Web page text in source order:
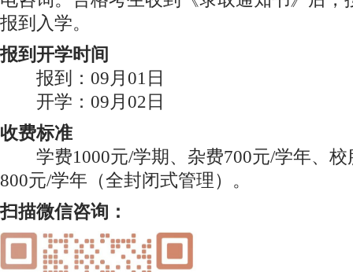
报到入学。
报到开学时间
报到：09月01日
开学：09月02日
收费标准
学费1000元/学期、杂费700元/学年、校
800元/学年（全封闭式管理）。
扫描微信咨询：